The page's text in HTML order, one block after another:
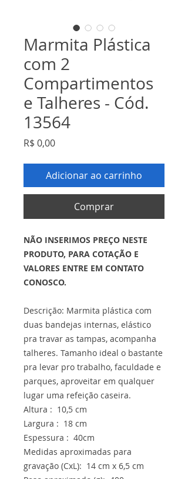
Marmita Plástica
com 2
Compartimentos
e Talheres - Cód.
13564
R$ 0,00Preço
Adicionar ao carrinho
Comprar
NÃO INSERIMOS PREÇO NESTE
PRODUTO, PARA COTAÇÃO E
VALORES ENTRE EM CONTATO
CONOSCO.
Descrição: Marmita plástica com
duas bandejas internas, elástico
pra travar as tampas, acompanha
talheres. Tamanho ideal o bastante
pra levar pro trabalho, faculdade e
parques, aproveitar em qualquer
lugar uma refeição caseira.
Altura : 10,5 cm
Largura : 18 cm
Espessura : 40cm
Medidas aproximadas para
gravação (CxL): 14 cm x 6,5 cm